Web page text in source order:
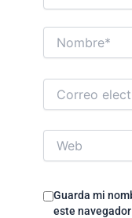
Correo
electrónico*
Guarda mi
este